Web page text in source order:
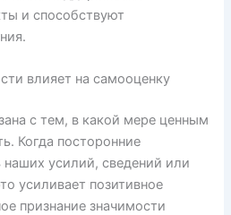
и способствуют
влияет на самооценку
с тем, в какой мере ценным
Когда посторонние
усилий, сведений или
усиливает позитивное
признание значимости